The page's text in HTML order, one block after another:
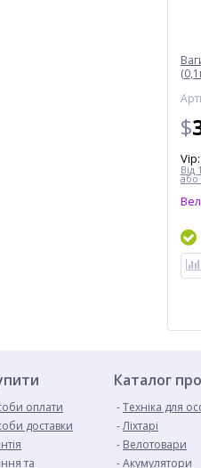
$
Vip:
Від
або
оплати
доставки
та
Каталог
Техніка для
Ліхтарі
Велотовари
Акумулятори